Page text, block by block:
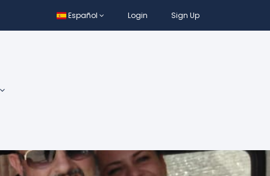
Español Login Sign Up